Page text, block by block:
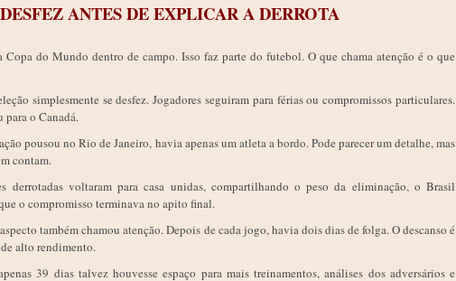
ANTES DE EXPLICAR A DERROTA
do Mundo dentro de campo. Isso faz parte do futebol. O que chama atenção é o que
simplesmente se desfez. Jogadores seguiram para férias ou compromissos particulares.
o Canadá.
pousou no Rio de Janeiro, havia apenas um atleta a bordo. Pode parecer um detalhe, mas
contam.
derrotadas voltaram para casa unidas, compartilhando o peso da eliminação, o Brasil
o compromisso terminava no apito final.
também chamou atenção. Depois de cada jogo, havia dois dias de folga. O descanso é
alto rendimento.
39 dias talvez houvesse espaço para mais treinamentos, análises dos adversários e